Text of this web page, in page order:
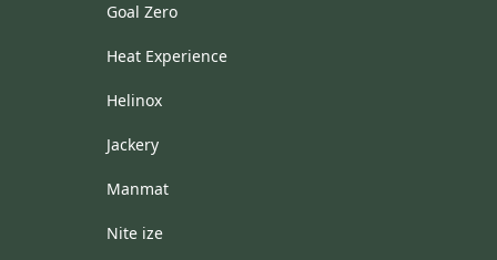
Goal Zero
Heat Experience
Helinox
Jackery
Manmat
Nite ize